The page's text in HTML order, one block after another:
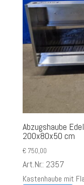
Abzugshaube
200x80x50 cm
€750,00
Art.Nr.: 2357
Kastenhaube mit